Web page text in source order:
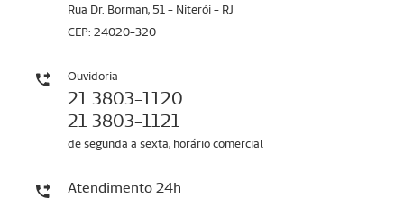
Rua Dr. Borman, 51 - Niterói - RJ
CEP: 24020-320
Ouvidoria
21 3803-1120
21 3803-1121
de segunda a sexta, horário comercial
Atendimento 24h